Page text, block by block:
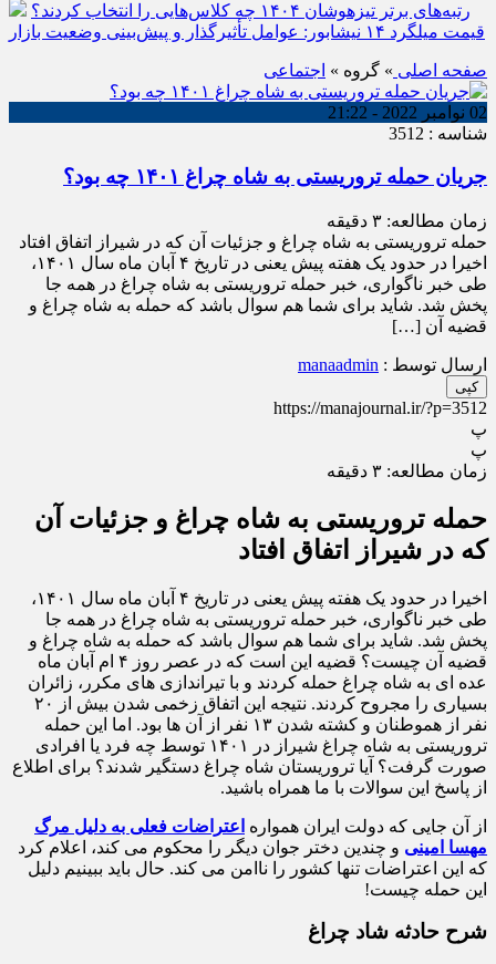
رتبه‌های برتر تیزهوشان ۱۴۰۴ چه کلاس‌هایی را انتخاب کردند؟
قیمت میلگرد ۱۴ نیشابور: عوامل تأثیرگذار و پیش‌بینی وضعیت بازار
صفحه اصلی » گروه » اجتماعی
02 نوامبر 2022 - 21:22
شناسه : 3512
جریان حمله تروریستی به شاه چراغ ۱۴۰۱ چه بود؟
زمان مطالعه: ۳ دقیقه
حمله تروریستی به شاه چراغ و جزئیات آن که در شیراز اتفاق افتاد
اخیرا در حدود یک هفته پیش یعنی در تاریخ ۴ آبان ماه سال ۱۴۰۱،
طی خبر ناگواری، خبر حمله تروریستی به شاه چراغ در همه جا
پخش شد. شاید برای شما هم سوال باشد که حمله به شاه چراغ و
قضیه آن […]
ارسال توسط : manaadmin
کپی
https://manajournal.ir/?p=3512
پ
پ
زمان مطالعه: ۳ دقیقه
حمله تروریستی به شاه چراغ و جزئیات آن
که در شیراز اتفاق افتاد
اخیرا در حدود یک هفته پیش یعنی در تاریخ ۴ آبان ماه سال ۱۴۰۱،
طی خبر ناگواری، خبر حمله تروریستی به شاه چراغ در همه جا
پخش شد. شاید برای شما هم سوال باشد که حمله به شاه چراغ و
قضیه آن چیست؟ قضیه این است که در عصر روز ۴ ام آبان ماه
عده ای به شاه چراغ حمله کردند و با تیراندازی های مکرر، زائران
بسیاری را مجروح کردند. نتیجه این اتفاق زخمی شدن بیش از ۲۰
نفر از هموطنان و کشته شدن ۱۳ نفر از آن ها بود. اما این حمله
تروریستی به شاه چراغ شیراز در ۱۴۰۱ توسط چه فرد یا افرادی
صورت گرفت؟ آیا تروریستان شاه چراغ دستگیر شدند؟ برای اطلاع
از پاسخ این سوالات با ما همراه باشید.
از آن جایی که دولت ایران همواره اعتراضات فعلی به دلیل مرگ
مهسا امینی و چندین دختر جوان دیگر را محکوم می کند، اعلام کرد
که این اعتراضات تنها کشور را ناامن می کند. حال باید ببینیم دلیل
این حمله چیست!
شرح حادثه شاد چراغ